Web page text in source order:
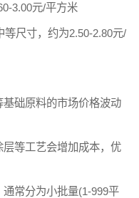
3.00元/平方米
尺寸，约为2.50-2.80元/
础原料的市场价格波动
等工艺会增加成本，优
常分为小批量(1-999平